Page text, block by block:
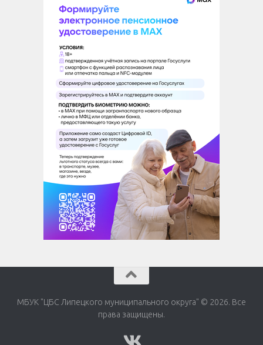
МБУК "ЦБС Липецкого муниципального округа" © 2026. Все
права защищены.